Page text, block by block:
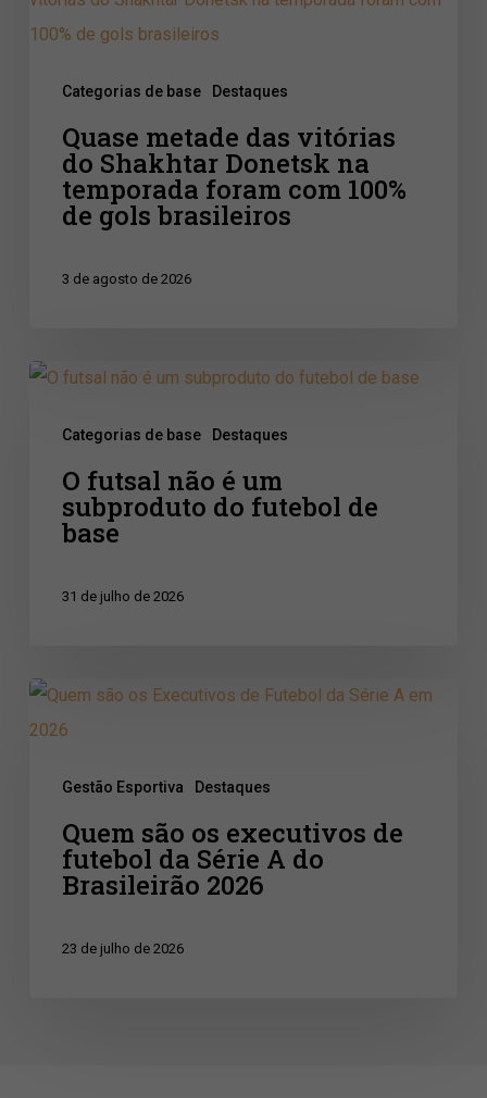
Categorias de base Destaques
Shakhtar
temporada
foram
Quase metade das vitórias
do Shakhtar Donetsk na
temporada foram com 100%
de gols brasileiros
3 de agosto de 2026
Categorias de base Destaques
O
base
O futsal não é um
subproduto do futebol de
base
31 de julho de 2026
Gestão Esportiva Destaques
Quem
são
executivos
futebol
Quem são os executivos de
futebol da Série A do
Brasileirão 2026
23 de julho de 2026